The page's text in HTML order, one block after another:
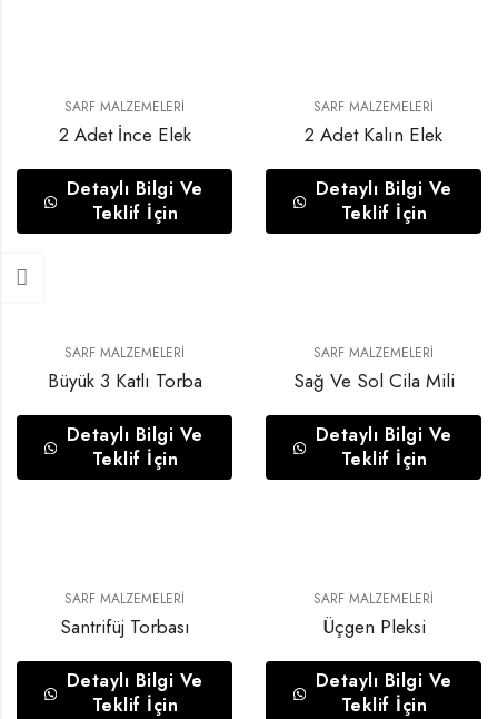
SARF MALZEMELERI
2 Adet İnce Elek
Detaylı Bilgi Ve
Teklif İçin
SARF MALZEMELERI
2 Adet Kalın Elek
Detaylı Bilgi Ve
Teklif İçin
SARF MALZEMELERI
Büyük 3 Katlı Torba
Detaylı Bilgi Ve
Teklif İçin
SARF MALZEMELERI
Sağ Ve Sol Cila Mili
Detaylı Bilgi Ve
Teklif İçin
SARF MALZEMELERI
Santrifüj Torbası
Detaylı Bilgi Ve
Teklif İçin
SARF MALZEMELERI
Üçgen Pleksi
Detaylı Bilgi Ve
Teklif İçin